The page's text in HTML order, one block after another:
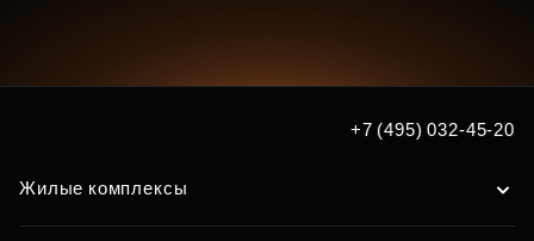
+7 (495) 032-45-20
Жилые комплексы